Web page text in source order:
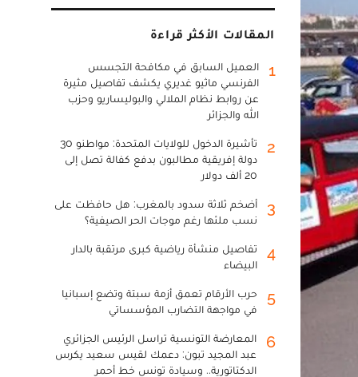
المقالات الأكثر قراءة
1
العميل السابق في مكافحة التجسس
الفرنسي ماثيو غديري يكشف تفاصيل مثيرة
عن روابط نظام الملالي والبوليساريو وحزب
الله والجزائر
2
تأشيرة الدخول للولايات المتحدة: مواطنو 30
دولة إفريقية مطالبون بدفع كفالة تصل إلى
20 ألف دولار
3
أضخم ثلاثة سدود بالمغرب: هل حافظت على
نسب ملئها رغم موجات الحر الصيفية؟
4
تفاصيل منشأة رياضية كبرى مرتقبة بالدار
البيضاء
5
حرب الأرقام تعمق أزمة سبتة وتضع إسبانيا
في مواجهة التضارب المؤسساتي
6
المعارضة التونسية تراسل الرئيس الجزائري
عبد المجيد تبون: دعمك لقيس سعيد يكرس
الدكتاتورية.. وسيادة تونس خط أحمر